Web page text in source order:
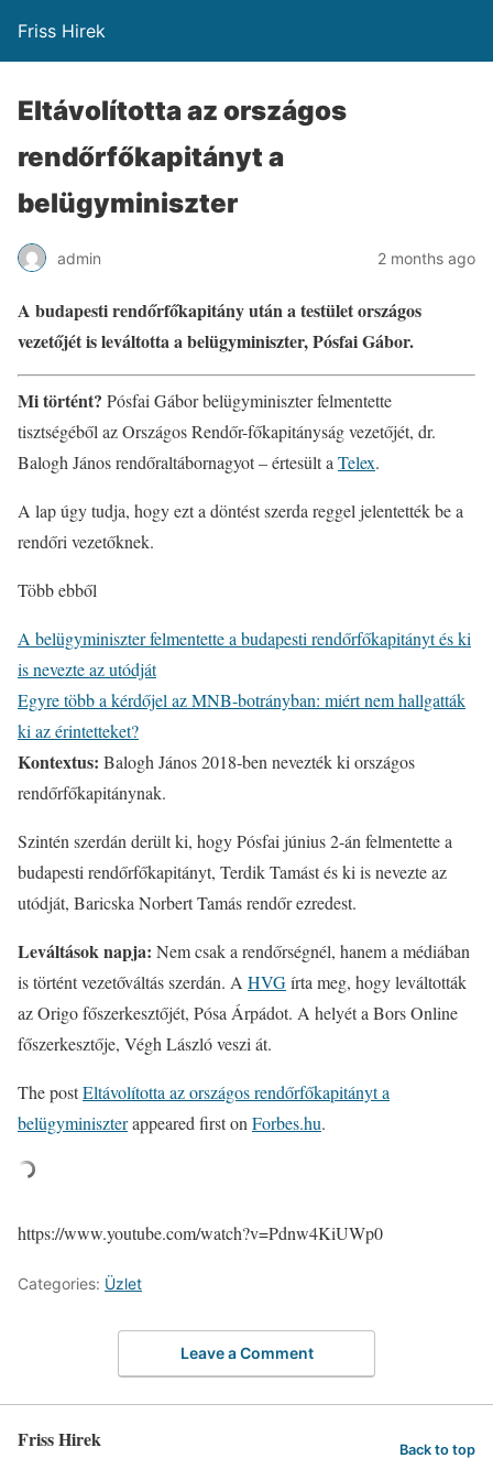
Friss Hirek
Eltávolította az országos
rendőrfőkapitányt a
belügyminiszter
admin 2 months ago
A budapesti rendőrfőkapitány után a testület országos
vezetőjét is leváltotta a belügyminiszter, Pósfai Gábor.
Mi történt? Pósfai Gábor belügyminiszter felmentette
tisztségéből az Országos Rendőr-főkapitányság vezetőjét, dr.
Balogh János rendőraltábornagyot – értesült a Telex.
A lap úgy tudja, hogy ezt a döntést szerda reggel jelentették be a
rendőri vezetőknek.
Több ebből
A belügyminiszter felmentette a budapesti rendőrfőkapitányt és ki
is nevezte az utódját
Egyre több a kérdőjel az MNB-botrányban: miért nem hallgatták
ki az érintetteket?
Kontextus: Balogh János 2018-ben nevezték ki országos
rendőrfőkapitánynak.
Szintén szerdán derült ki, hogy Pósfai június 2-án felmentette a
budapesti rendőrfőkapitányt, Terdik Tamást és ki is nevezte az
utódját, Baricska Norbert Tamás rendőr ezredest.
Leváltások napja: Nem csak a rendőrségnél, hanem a médiában
is történt vezetőváltás szerdán. A HVGírta meg, hogy leváltották
az Origo főszerkesztőjét, Pósa Árpádot. A helyét a Bors Online
főszerkesztője, Végh László veszi át.
The postEltávolította az országos rendőrfőkapitányt a
belügyminiszterappeared first on Forbes.hu.
https://www.youtube.com/watch?v=Pdnw4KiUWp0
Categories: Üzlet
Leave a Comment
Friss Hirek Back to top